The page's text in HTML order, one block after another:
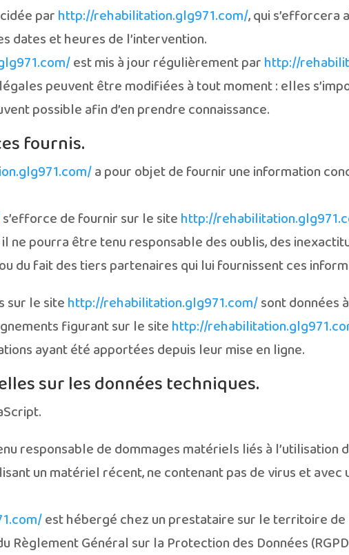
parhttp://rehabilitation.glg971.com/, qui s’efforcera
dates et heures de l’intervention.
est mis à jour régulièrement parhttp://
peuvent être modifiées à tout moment : elles
possible afin d’en prendre connaissance.
fournis.
a pour objet de fournir une information
s’efforce de fournir sur le sitehttp://
ne pourra être tenu responsable des oublis, des
du fait des tiers partenaires qui lui fournissent ces
sur le sitehttp://rehabilitation.glg971.com/sont données
figurant sur le sitehttp://
ayant été apportées depuis leur mise en ligne.
sur les données techniques.
responsable de dommages matériels liés à l’utilisation
un matériel récent, ne contenant pas de virus et
est hébergé chez un prestataire sur le territoire de
Règlement Général sur la Protection des Données